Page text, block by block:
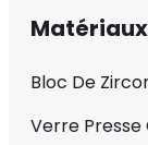
Bloc De
Verre